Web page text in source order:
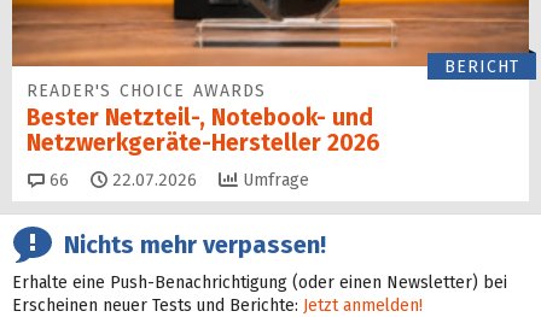
BERICHT
READER'S CHOICE AWARDS
Bester Netzteil-, Notebook- und
Netzwerkgeräte-Hersteller 2026
66 Kommentare
22.07.2026 Umfrage
Nichts mehr verpassen!
Erhalte eine Push-Benachrichtigung (oder einen Newsletter) bei
Erscheinen neuer Tests und Berichte: Jetzt anmelden!